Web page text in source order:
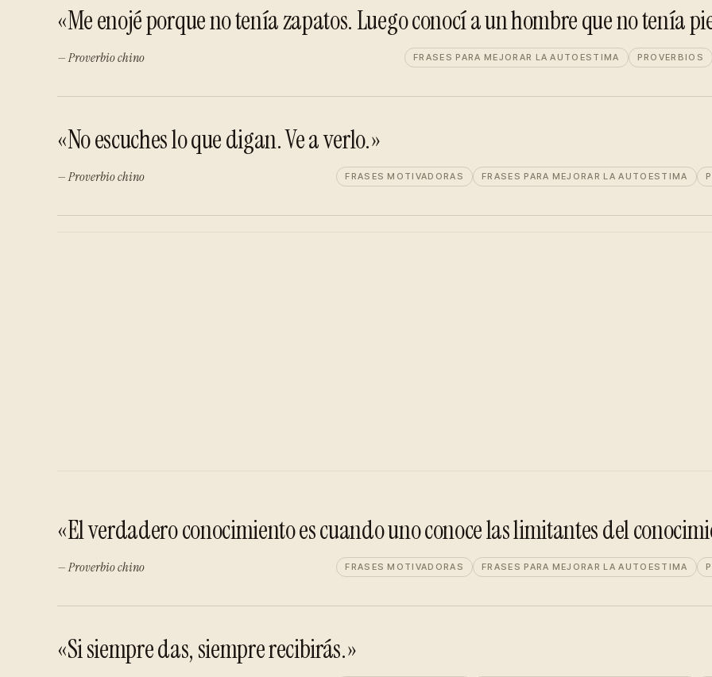
«Me enojé porque no tenía zapatos. Luego conocí a un hombre que no tenía
— Proverbio chino FRASES PARA MEJORAR LA AUTOESTIMA PROVERBIOS
«No escuches lo que digan. Ve a verlo.»
— Proverbio chino FRASES MOTIVADORAS FRASES PARA MEJORAR LA AUTOESTIMA
«El verdadero conocimiento es cuando uno conoce las limitantes del
— Proverbio chino FRASES MOTIVADORAS FRASES PARA MEJORAR LA AUTOESTIMA
«Si siempre das, siempre recibirás.»